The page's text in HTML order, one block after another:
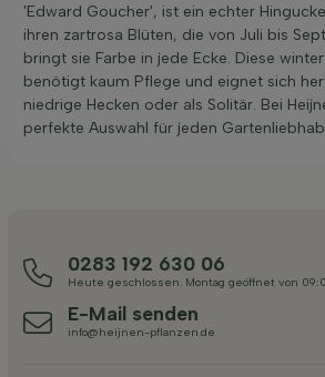
'Edward Goucher', ist ein echter
ihren zartrosa Blüten, die von Juli bis
bringt sie Farbe in jede Ecke. Diese
benötigt kaum Pflege und eignet sich
niedrige Hecken oder als Solitär. Bei
perfekte Auswahl für jeden
0283 192 630 06
Heute geschlossen. Montag geöffnet von
E-Mail senden
info@heijnen-pflanzen.de